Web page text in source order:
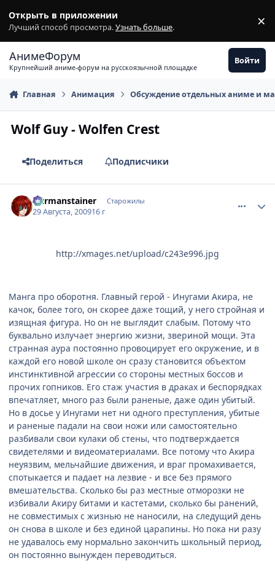
Открыть в приложении
Лучший способ просмотра.Узнать больше. ×
АнимеФорум
Крупнейший аниме-форум на русскоязычной площадке
Войти
Главная Анимация Обсуждение отдельных аниме и
Wolf Guy - Wolfen Crest
Поделиться Подписчики
Durmanstainer Старожилы
29 Августа, 200916 г
http://xmages.net/upload/c243e996.jpg
Манга про оборотня. Главный герой - Инугами Акира, не
качок, более того, он скорее даже тощий, у него стройная и
изящная фигура. Но он не выглядит слабым. Потому что
буквально излучает энергию жизни, звериной мощи. Эта
странная аура постоянно провоцирует его окружение, и в
каждой его новой школе он сразу становится объектом
инстинктивной агрессии со стороны местных боссов и
прочих гопников. Его стаж участия в драках и беспорядках
впечатляет, много раз были раненые, даже один убитый.
Но в досье у Инугами нет ни одного преступления, убитые
и раненые падали на свои ножи или самостоятельно
разбивали свои кулаки об стены, что подтверждается
свидетелями и видеоматериалами. Все потому что Акира
неуязвим, мельчайшие движения, и враг промахивается,
спотыкается и падает на лезвие - и все без прямого
вмешательства. Сколько бы раз местные отморозки не
избивали Акиру битами и кастетами, сколько бы ранений,
не совместимых с жизнью не наносили, на следущий день
он снова в школе и без единой царапины. Но пока ни разу
не удавалось ему нормально закончить школьный период,
он постоянно вынужден переводиться.